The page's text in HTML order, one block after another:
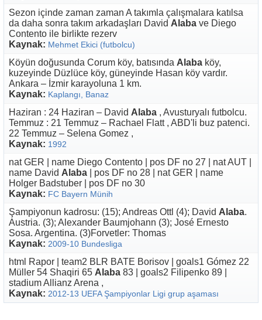
Sezon içinde zaman zaman A takımla çalışmalara katılsa
da daha sonra takım arkadaşları David Alaba ve Diego
Contento ile birlikte rezerv
Kaynak: Mehmet Ekici (futbolcu)
Köyün doğusunda Corum köy, batısında Alaba köy,
kuzeyinde Düzlüce köy, güneyinde Hasan köy vardır.
Ankara – İzmir karayoluna 1 km.
Kaynak: Kaplangı, Banaz
Haziran : 24 Haziran – David Alaba , Avusturyalı futbolcu.
Temmuz : 21 Temmuz – Rachael Flatt , ABD'li buz patenci.
22 Temmuz – Selena Gomez ,
Kaynak: 1992
nat GER | name Diego Contento | pos DF no 27 | nat AUT |
name David Alaba | pos DF no 28 | nat GER | name
Holger Badstuber | pos DF no 30
Kaynak: FC Bayern Münih
Şampiyonun kadrosu: (15); Andreas Ottl (4); David Alaba.
Austria. (3); Alexander Baumjohann (3); José Ernesto
Sosa. Argentina. (3)Forvetler: Thomas
Kaynak: 2009-10 Bundesliga
html Rapor | team2 BLR BATE Borisov | goals1 Gómez 22
Müller 54 Shaqiri 65 Alaba 83 | goals2 Filipenko 89 |
stadium Allianz Arena ,
Kaynak: 2012-13 UEFA Şampiyonlar Ligi grup aşaması